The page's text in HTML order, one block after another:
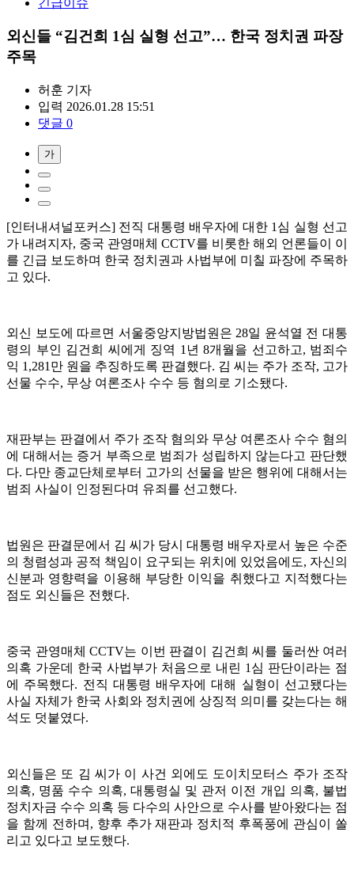
외신들 “김건희 1심 실형 선고”… 한국 정치권 파장
주목
허훈 기자
입력 2026.01.28 15:51
댓글 0
가
[인터내셔널포커스] 전직 대통령 배우자에 대한 1심 실형 선고
가 내려지자, 중국 관영매체 CCTV를 비롯한 해외 언론들이 이
를 긴급 보도하며 한국 정치권과 사법부에 미칠 파장에 주목하
고 있다.
외신 보도에 따르면 서울중앙지방법원은 28일 윤석열 전 대통
령의 부인 김건희 씨에게 징역 1년 8개월을 선고하고, 범죄수
익 1,281만 원을 추징하도록 판결했다. 김 씨는 주가 조작, 고가
선물 수수, 무상 여론조사 수수 등 혐의로 기소됐다.
재판부는 판결에서 주가 조작 혐의와 무상 여론조사 수수 혐의
에 대해서는 증거 부족으로 범죄가 성립하지 않는다고 판단했
다. 다만 종교단체로부터 고가의 선물을 받은 행위에 대해서는
범죄 사실이 인정된다며 유죄를 선고했다.
법원은 판결문에서 김 씨가 당시 대통령 배우자로서 높은 수준
의 청렴성과 공적 책임이 요구되는 위치에 있었음에도, 자신의
신분과 영향력을 이용해 부당한 이익을 취했다고 지적했다는
점도 외신들은 전했다.
중국 관영매체 CCTV는 이번 판결이 김건희 씨를 둘러싼 여러
의혹 가운데 한국 사법부가 처음으로 내린 1심 판단이라는 점
에 주목했다. 전직 대통령 배우자에 대해 실형이 선고됐다는
사실 자체가 한국 사회와 정치권에 상징적 의미를 갖는다는 해
석도 덧붙였다.
외신들은 또 김 씨가 이 사건 외에도 도이치모터스 주가 조작
의혹, 명품 수수 의혹, 대통령실 및 관저 이전 개입 의혹, 불법
정치자금 수수 의혹 등 다수의 사안으로 수사를 받아왔다는 점
을 함께 전하며, 향후 추가 재판과 정치적 후폭풍에 관심이 쏠
리고 있다고 보도했다.